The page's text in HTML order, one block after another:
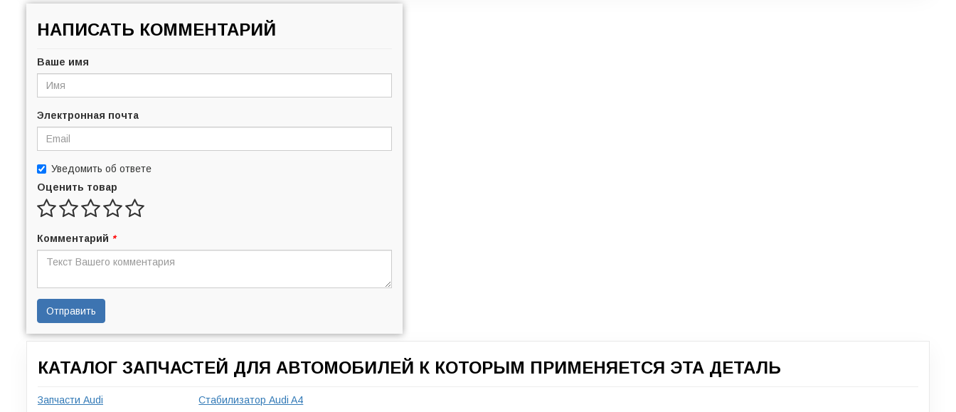
НАПИСАТЬ КОММЕНТАРИЙ
Ваше имя
Электронная почта
Уведомить об ответе
Оценить товар
Комментарий *
Отправить
КАТАЛОГ ЗАПЧАСТЕЙ ДЛЯ АВТОМОБИЛЕЙ К КОТОРЫМ ПРИМЕНЯЕТСЯ ЭТА ДЕТАЛЬ
Запчасти Audi Стабилизатор Audi A4